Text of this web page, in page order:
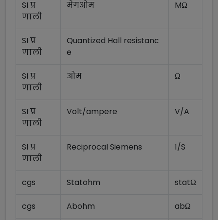
SI प्र
णाली
मेगओम MΩ
SI प्र
णाली
Quantized Hall resistanc
e
SI प्र
णाली
ओम Ω
SI प्र
णाली
Volt/ampere V/A
SI प्र
णाली
Reciprocal Siemens 1/S
cgs Statohm statΩ
cgs Abohm abΩ